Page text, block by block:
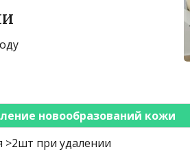
новообразований кожи
при удалении